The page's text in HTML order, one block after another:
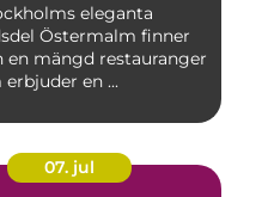
eleganta
Östermalm finner
en mängd restauranger
erbjuder en ...
07. jul